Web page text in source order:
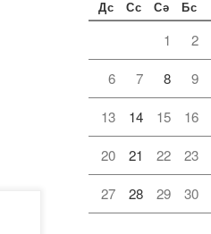
Дс Сс Сә Бс
1 2
6 7 8 9
13 14 15 16
20 21 22 23
27 28 29 30